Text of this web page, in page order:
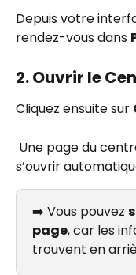
Depuis votre
rendez-vous dans
2. Ouvrir le
Cliquez ensuite sur
s’ouvrir
➡️ Vous pouvez
page, car les
trouvent en